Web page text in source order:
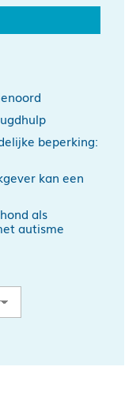
beperking:
kan een
als
autisme